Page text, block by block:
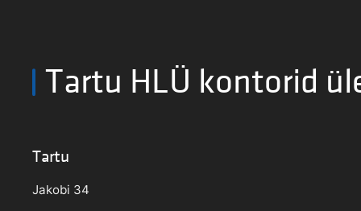
Tartu HLÜ kontorid
Tartu
Jakobi 34